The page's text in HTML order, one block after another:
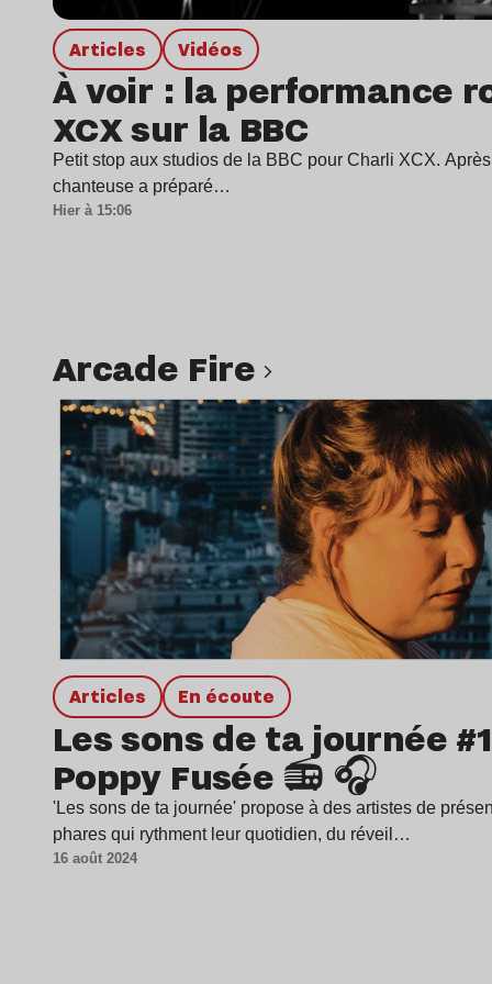
Articles Vidéos
À voir : la performance
XCX sur la BBC
Petit stop aux studios de la BBC pour Charli XCX.
chanteuse a préparé…
Hier à 15:06
Arcade Fire
Articles en écoute
Les sons de ta journée
Poppy Fusée 📻 🎧
'Les sons de ta journée' propose à des artistes de
phares qui rythment leur quotidien, du réveil…
16 août 2024
Lire l’article